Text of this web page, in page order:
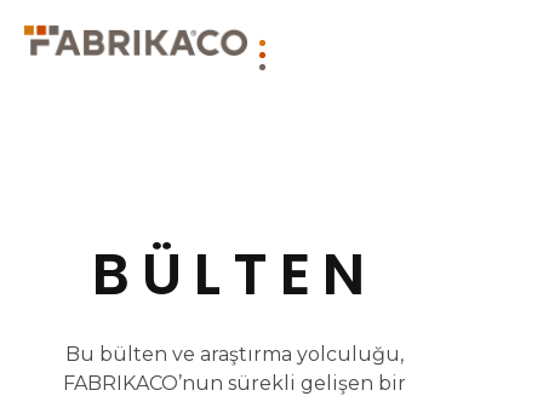
BÜLTEN
Bu bülten ve araştırma yolculuğu,
FABRIKACO’nun sürekli gelişen bir